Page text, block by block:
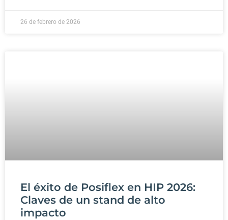
26 de febrero de 2026
El éxito de Posiflex en HIP 2026:
Claves de un stand de alto
impacto